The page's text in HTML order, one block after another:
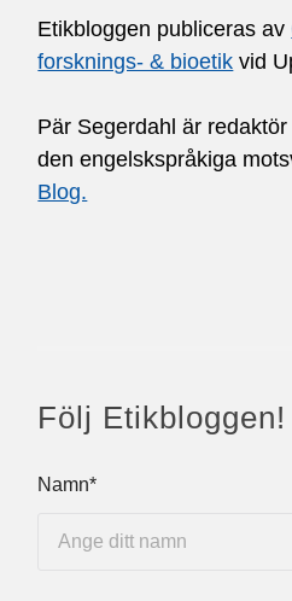
Etikbloggen publiceras av
forsknings- & bioetik vid
Pär Segerdahl är
den engelskspråkiga
Blog.
Följ Etikbloggen!
Namn*